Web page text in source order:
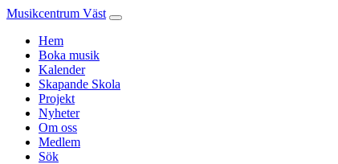
Musikcentrum Väst
Hem
Boka musik
Kalender
Skapande Skola
Projekt
Nyheter
Om oss
Medlem
Sök